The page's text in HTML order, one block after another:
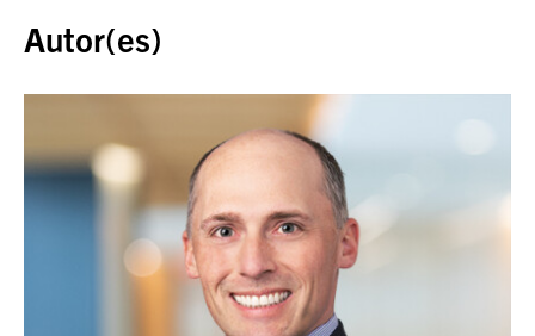
Autor(es)